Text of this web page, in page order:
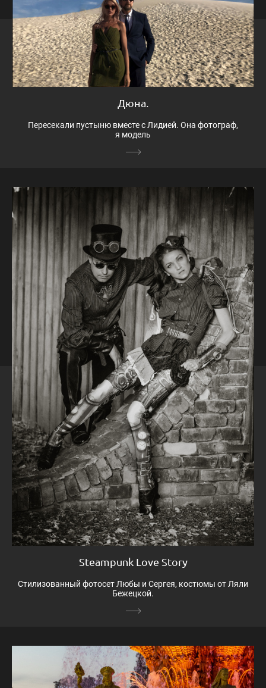
Дюна.
Пересекали пустыню вместе с Лидией. Она фотограф,
я модель
Steampunk Love Story
Стилизованный фотосет Любы и Сергея, костюмы от Ляли
Бежецкой.